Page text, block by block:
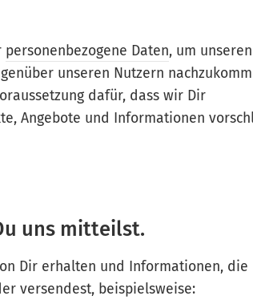
personenbezogene Daten, um unseren
unseren Nutzern
dafür, dass wir Dir
Angebote und Informationen
uns mitteilst.
Dir erhalten und Informationen, die
versendest, beispielsweise: